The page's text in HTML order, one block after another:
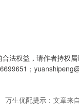
法权益，请作者持权
；
万生优配提示：文章来